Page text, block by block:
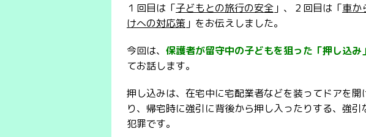
１回目は「子どもとの旅行の安全 」、２回目は「車か
けへの対応策 」をお伝えしました。
今回は、 保護者が留守中の子どもを狙った「押し込み」
てお話します。
押し込みは、在宅中に宅配業者などを装ってドアを開
り、帰宅時に強引に背後から押し入ったりする、強引
犯罪です。